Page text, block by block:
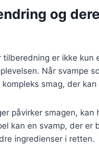
og
er ikke kun
Når svampe
smag, der
påvirker smagen,
kan en svamp, der er
ingredienser i retten.